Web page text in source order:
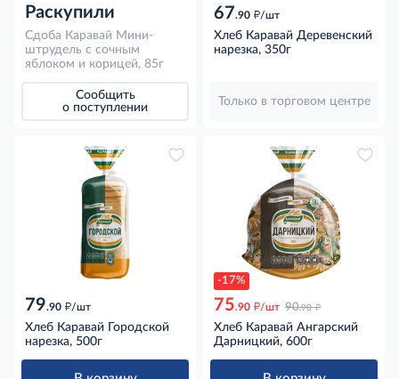
Раскупили
Сдоба Каравай Мини-
штрудель с сочным
яблоком и корицей, 85г
Сообщить
о поступлении
67.90 д/шт
Хлеб Каравай Деревенский
нарезка, 350г
Только в торговом центре
79.90 д/шт
Хлеб Каравай Городской
нарезка, 500г
-17%
75.90 д/шт 90.90 д
Хлеб Каравай Ангарский
Дарницкий, 600г